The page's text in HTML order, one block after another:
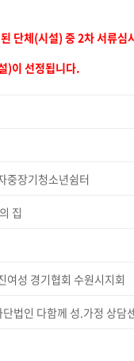
단체(시설) 중2차 서류심
)이 선정됩니다.
중장기청소년쉼터
집
여성 경기협회 수원시지회
법인 다함께 성.가정 상담